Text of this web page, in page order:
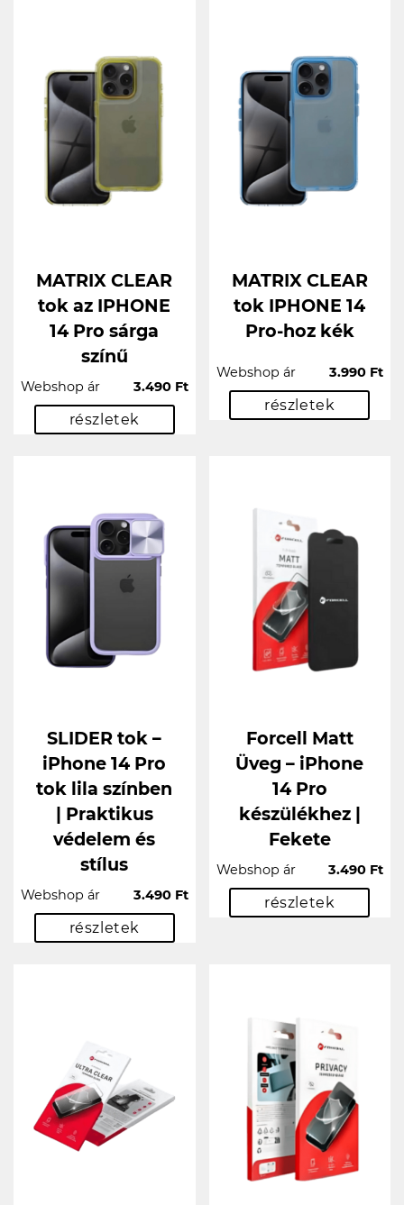
MATRIX CLEAR
tok az IPHONE
14 Pro sárga
színű
Webshop ár 3.490 Ft
részletek
MATRIX CLEAR
tok IPHONE 14
Pro-hoz kék
Webshop ár 3.990 Ft
részletek
SLIDER tok –
iPhone 14 Pro
tok lila színben
| Praktikus
védelem és
stílus
Webshop ár 3.490 Ft
részletek
Forcell Matt
Üveg – iPhone
14 Pro
készülékhez |
Fekete
Webshop ár 3.490 Ft
részletek